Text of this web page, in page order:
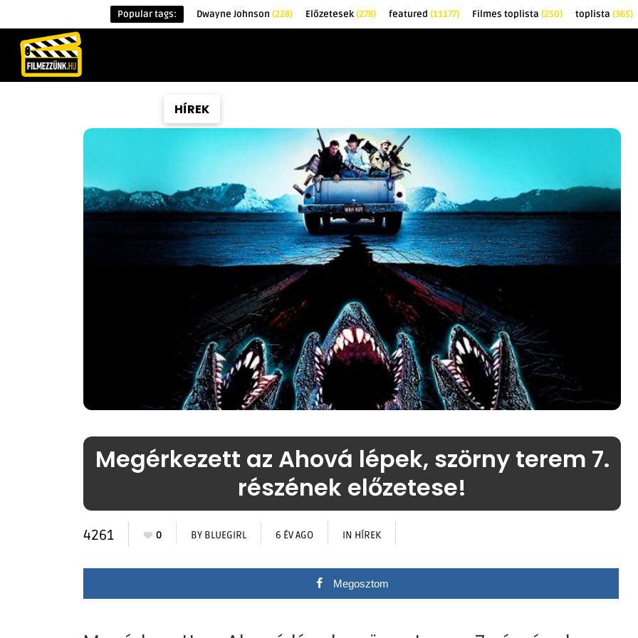
Popular tags: Dwayne Johnson (228) Előzetesek(278) featured (11177) Filmes toplista (250) toplista (365)
HÍREK
Megérkezett az Ahová lépek, szörny terem 7.
részének előzetese!
4261 0 BY BLUEGIRL 6 ÉV AGO IN HÍREK
Megosztom